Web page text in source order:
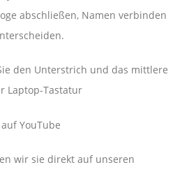
abschließen, Namen verbinden
den Unterstrich und das mittlere
Laptop-Tastatur
YouTube
wir sie direkt auf unseren